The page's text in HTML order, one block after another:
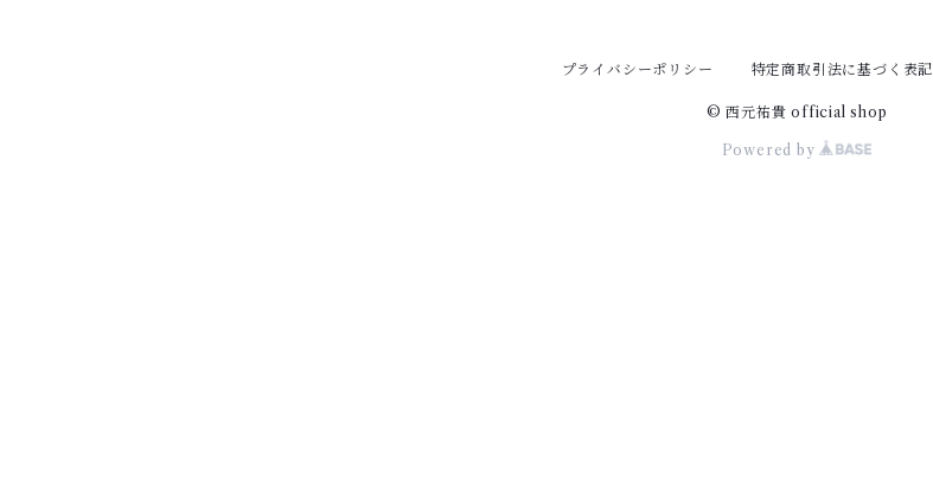
プライバシーポリシー 特定商取引法に基づく表記
© 西元祐貴 official shop
Powered by